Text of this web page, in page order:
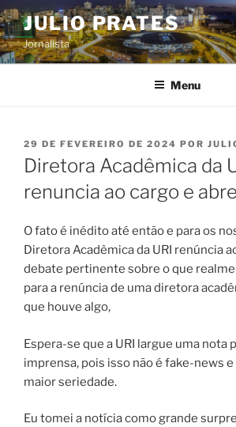
Pular
para
o
conteúdo
JULIO PRATES
Jornalista
Menu
PUBLICADO
EM
29 DE FEVEREIRO DE 2024 POR
Diretora Acadêmica da
renuncia ao cargo e
O fato é inédito até então e para os
Diretora Acadêmica da URI renúncia
debate pertinente sobre o que
para a renúncia de uma diretora
que houve algo,
Espera-se que a URI largue uma nota
imprensa, pois isso não é fake-news
maior seriedade.
Eu tomei a notícia como grande